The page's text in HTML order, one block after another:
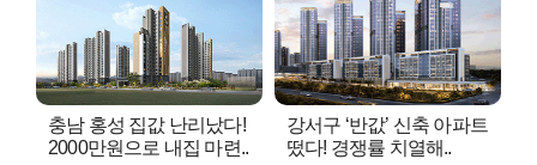
충남 홍성 집값 난리났다!
2000만원으로 내집 마련..
강서구 ‘반값’ 신축 아파트
떴다! 경쟁률 치열해..